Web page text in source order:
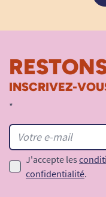
INSCRIVEZ-
*
J'accepte les
confidentialité.